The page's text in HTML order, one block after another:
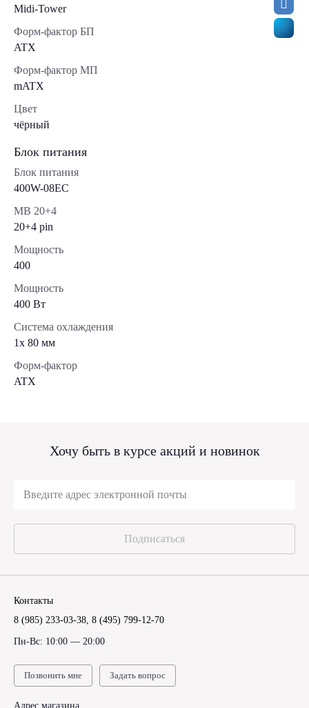
Midi-Tower
Форм-фактор БП
ATX
Форм-фактор МП
mATX
Цвет
чёрный
Блок питания
Блок питания
400W-08EC
MB 20+4
20+4 pin
Мощность
400
Мощность
400 Вт
Система охлаждения
1x 80 мм
Форм-фактор
ATX
Хочу быть в курсе акций и новинок
Подписаться
Контакты
8 (985) 233-03-38, 8 (495) 799-12-70
Пн-Вс: 10:00 — 20:00
Позвонить мне Задать вопрос
Адрес магазина